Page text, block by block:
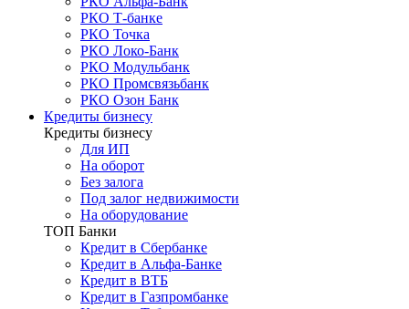
РКО Т-банке
РКО Точка
РКО Локо-Банк
РКО Модульбанк
РКО Промсвязьбанк
РКО Озон Банк
Кредиты бизнесу
Кредиты бизнесу
Для ИП
На оборот
Без залога
Под залог недвижимости
На оборудование
ТОП Банки
Кредит в Сбербанке
Кредит в Альфа-Банке
Кредит в ВТБ
Кредит в Газпромбанке